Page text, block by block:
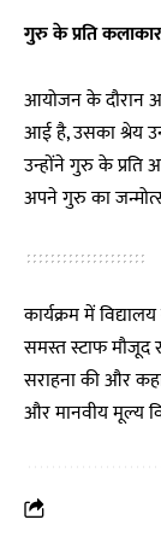
गुरु के प्रति
आयोजन के दौरान
आई है, उसका श्रेय
उन्होंने गुरु के प्रति
अपने गुरु का
कार्यक्रम में
समस्त स्टाफ मौजूद
सराहना की और
और मानवीय मूल्य